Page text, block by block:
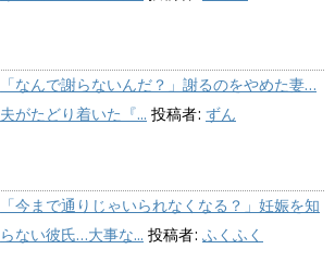
「なんで謝らないんだ？」謝るのをやめた妻…
夫がたどり着いた『... 投稿者: ずん
「今まで通りじゃいられなくなる？」妊娠を知
らない彼氏…大事な... 投稿者: ふくふく